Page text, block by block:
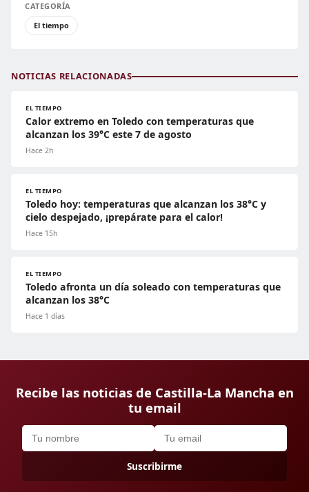
CATEGORÍA
El tiempo
NOTICIAS RELACIONADAS
EL TIEMPO
Calor extremo en Toledo con temperaturas que
alcanzan los 39°C este 7 de agosto
Hace 2h
EL TIEMPO
Toledo hoy: temperaturas que alcanzan los 38°C y
cielo despejado, ¡prepárate para el calor!
Hace 15h
EL TIEMPO
Toledo afronta un día soleado con temperaturas que
alcanzan los 38°C
Hace 1 días
Recibe las noticias de Castilla-La Mancha en
tu email
Suscribirme